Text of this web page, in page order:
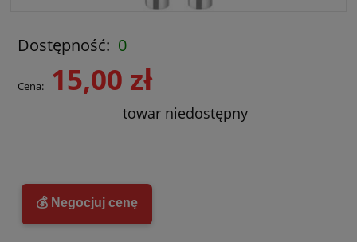
Dostępność: 0
Cena: 15,00 zł
towar niedostępny
💰 Negocjuj cenę